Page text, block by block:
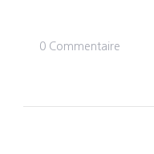
0 Commentaire